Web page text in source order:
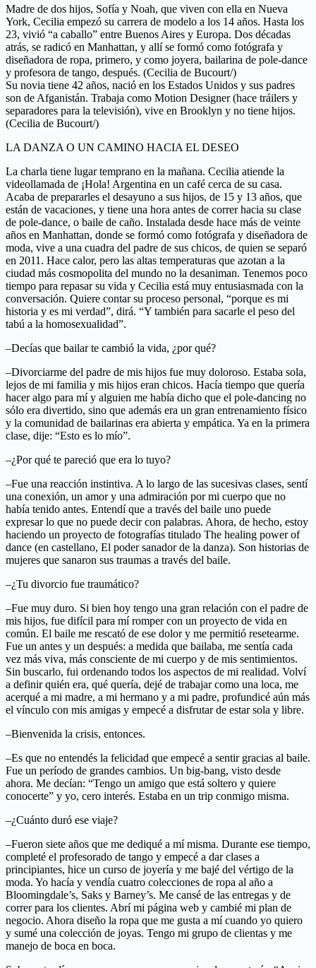
Madre de dos hijos, Sofía y Noah, que viven con ella en Nueva
York, Cecilia empezó su carrera de modelo a los 14 años. Hasta los
23, vivió “a caballo” entre Buenos Aires y Europa. Dos décadas
atrás, se radicó en Manhattan, y allí se formó como fotógrafa y
diseñadora de ropa, primero, y como joyera, bailarina de pole-dance
y profesora de tango, después. (Cecilia de Bucourt/)
Su novia tiene 42 años, nació en los Estados Unidos y sus padres
son de Afganistán. Trabaja como Motion Designer (hace tráilers y
separadores para la televisión), vive en Brooklyn y no tiene hijos.
(Cecilia de Bucourt/)
LA DANZA O UN CAMINO HACIA EL DESEO
La charla tiene lugar temprano en la mañana. Cecilia atiende la
videollamada de ¡Hola! Argentina en un café cerca de su casa.
Acaba de prepararles el desayuno a sus hijos, de 15 y 13 años, que
están de vacaciones, y tiene una hora antes de correr hacia su clase
de pole-dance, o baile de caño. Instalada desde hace más de veinte
años en Manhattan, donde se formó como fotógrafa y diseñadora de
moda, vive a una cuadra del padre de sus chicos, de quien se separó
en 2011. Hace calor, pero las altas temperaturas que azotan a la
ciudad más cosmopolita del mundo no la desaniman. Tenemos poco
tiempo para repasar su vida y Cecilia está muy entusiasmada con la
conversación. Quiere contar su proceso personal, “porque es mi
historia y es mi verdad”, dirá. “Y también para sacarle el peso del
tabú a la homosexualidad”.
–Decías que bailar te cambió la vida, ¿por qué?
–Divorciarme del padre de mis hijos fue muy doloroso. Estaba sola,
lejos de mi familia y mis hijos eran chicos. Hacía tiempo que quería
hacer algo para mí y alguien me había dicho que el pole-dancing no
sólo era divertido, sino que además era un gran entrenamiento físico
y la comunidad de bailarinas era abierta y empática. Ya en la primera
clase, dije: “Esto es lo mío”.
–¿Por qué te pareció que era lo tuyo?
–Fue una reacción instintiva. A lo largo de las sucesivas clases, sentí
una conexión, un amor y una admiración por mi cuerpo que no
había tenido antes. Entendí que a través del baile uno puede
expresar lo que no puede decir con palabras. Ahora, de hecho, estoy
haciendo un proyecto de fotografías titulado The healing power of
dance (en castellano, El poder sanador de la danza). Son historias de
mujeres que sanaron sus traumas a través del baile.
–¿Tu divorcio fue traumático?
–Fue muy duro. Si bien hoy tengo una gran relación con el padre de
mis hijos, fue difícil para mí romper con un proyecto de vida en
común. El baile me rescató de ese dolor y me permitió resetearme.
Fue un antes y un después: a medida que bailaba, me sentía cada
vez más viva, más consciente de mi cuerpo y de mis sentimientos.
Sin buscarlo, fui ordenando todos los aspectos de mi realidad. Volví
a definir quién era, qué quería, dejé de trabajar como una loca, me
acerqué a mi madre, a mi hermano y a mi padre, profundicé aún más
el vínculo con mis amigas y empecé a disfrutar de estar sola y libre.
–Bienvenida la crisis, entonces.
–Es que no entendés la felicidad que empecé a sentir gracias al baile.
Fue un período de grandes cambios. Un big-bang, visto desde
ahora. Me decían: “Tengo un amigo que está soltero y quiere
conocerte” y yo, cero interés. Estaba en un trip conmigo misma.
–¿Cuánto duró ese viaje?
–Fueron siete años que me dediqué a mí misma. Durante ese tiempo,
completé el profesorado de tango y empecé a dar clases a
principiantes, hice un curso de joyería y me bajé del vértigo de la
moda. Yo hacía y vendía cuatro colecciones de ropa al año a
Bloomingdale’s, Saks y Barney’s. Me cansé de las entregas y de
correr para los clientes. Abrí mi página web y cambié mi plan de
negocio. Ahora diseño la ropa que me gusta a mí cuando yo quiero
y sumé una colección de joyas. Tengo mi grupo de clientas y me
manejo de boca en boca.